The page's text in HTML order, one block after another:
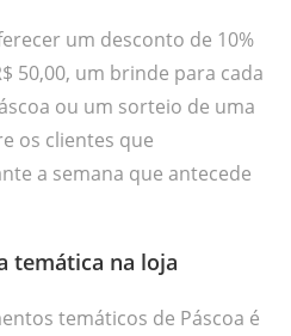
um desconto de 10%
50,00, um brinde para cada
ou um sorteio de uma
os clientes que
a semana que antecede
temática na loja
temáticos de Páscoa é